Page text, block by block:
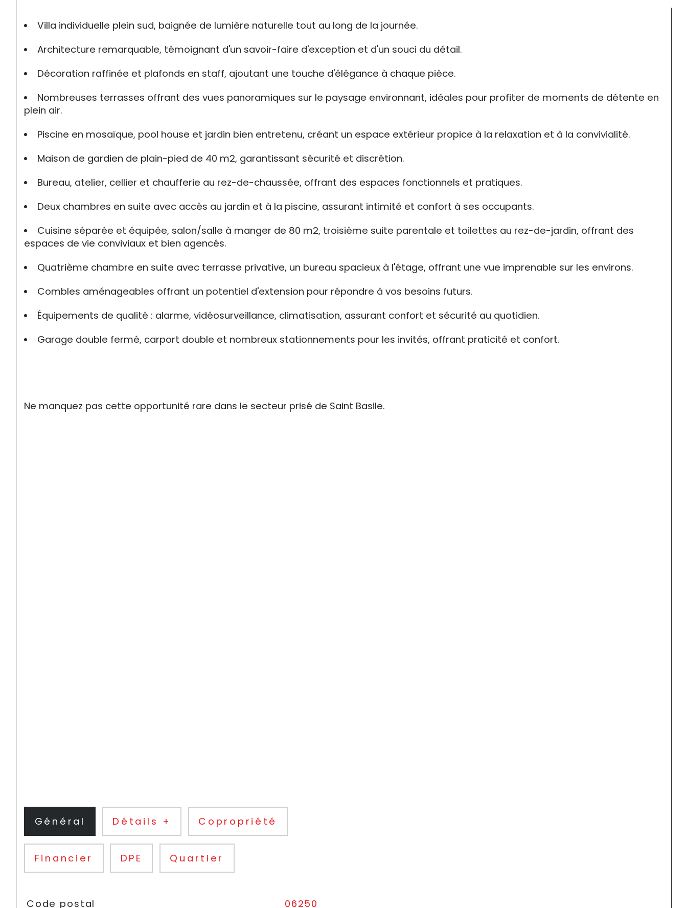
Villa individuelle plein sud, baignée de lumière naturelle tout au long de la journée.
Architecture remarquable, témoignant d'un savoir-faire d'exception et d'un souci du détail.
Décoration raffinée et plafonds en staff, ajoutant une touche d'élégance à chaque pièce.
Nombreuses terrasses offrant des vues panoramiques sur le paysage environnant, idéales pour profiter de moments de détente en
plein air.
Piscine en mosaïque, pool house et jardin bien entretenu, créant un espace extérieur propice à la relaxation et à la convivialité.
Maison de gardien de plain-pied de 40 m2, garantissant sécurité et discrétion.
Bureau, atelier, cellier et chaufferie au rez-de-chaussée, offrant des espaces fonctionnels et pratiques.
Deux chambres en suite avec accès au jardin et à la piscine, assurant intimité et confort à ses occupants.
Cuisine séparée et équipée, salon/salle à manger de 80 m2, troisième suite parentale et toilettes au rez-de-jardin, offrant des
espaces de vie conviviaux et bien agencés.
Quatrième chambre en suite avec terrasse privative, un bureau spacieux à l'étage, offrant une vue imprenable sur les environs.
Combles aménageables offrant un potentiel d'extension pour répondre à vos besoins futurs.
Équipements de qualité : alarme, vidéosurveillance, climatisation, assurant confort et sécurité au quotidien.
Garage double fermé, carport double et nombreux stationnements pour les invités, offrant praticité et confort.
Ne manquez pas cette opportunité rare dans le secteur prisé de Saint Basile.
Général Détails + Copropriété
Financier DPE Quartier
TRAD_SIROCCO_Caracteristique
Code postal 06250